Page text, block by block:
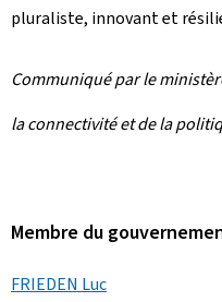
pluraliste, innovant et
Communiqué par le
la connectivité et de la
Membre du
FRIEDEN Luc